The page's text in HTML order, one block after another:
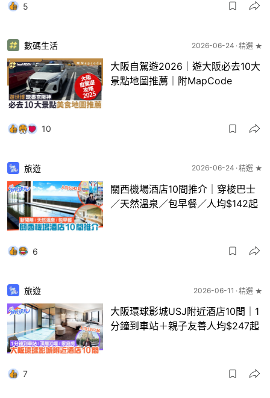
5
數碼生活 2026-06-24 精選 ★
大阪自駕遊2026｜遊大阪必去10大
景點地圖推薦｜附MapCode
10
旅遊 2026-06-24 精選 ★
關西機場酒店10間推介｜穿梭巴士
／天然溫泉／包早餐／人均$142起
6
旅遊 2026-06-11 精選 ★
大阪環球影城USJ附近酒店10間｜1
分鐘到車站＋親子友善人均$247起
7